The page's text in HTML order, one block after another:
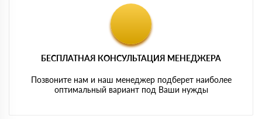
БЕСПЛАТНАЯ КОНСУЛЬТАЦИЯ МЕНЕДЖЕРА
Позвоните нам и наш менеджер подберет наиболее
оптимальный вариант под Ваши нужды